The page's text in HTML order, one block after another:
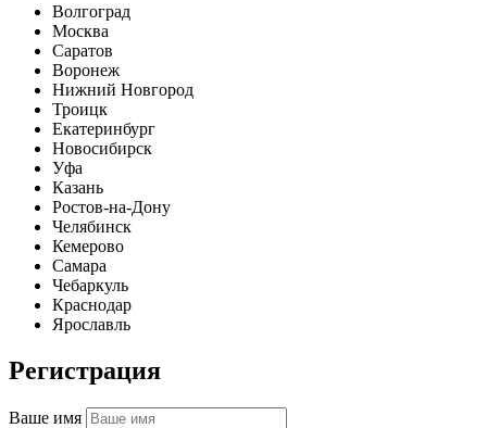
Волгоград
Москва
Саратов
Воронеж
Нижний Новгород
Троицк
Екатеринбург
Новосибирск
Уфа
Казань
Ростов-на-Дону
Челябинск
Кемерово
Самара
Чебаркуль
Краснодар
Ярославль
Регистрация
Ваше имя